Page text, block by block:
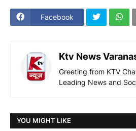
Facebook
Ktv News
Greeting from KTV
Leading News and
YOU MIGHT LIKE